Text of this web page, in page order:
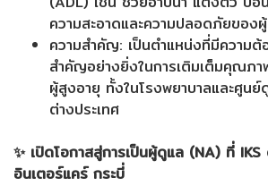
ความสะอาดและความปลอดภัยของ
ความสำคัญ: เป็นตำแหน่งที่มีความต้
สำคัญอย่างยิ่งในการเติมเต็มคุณภ
ผู้สูงอายุ ทั้งในโรงพยาบาลและศูนย์
ต่างประเทศ
✨ เปิดโอกาสสู่การเป็นผู้ดูแล (NA) ที่
อินเตอร์แคร์ กระบี่